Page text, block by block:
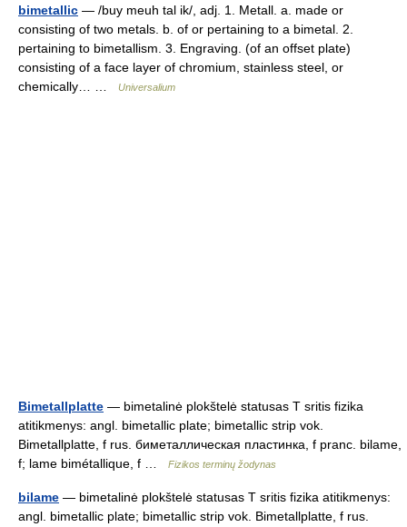
bimetallic — /buy meuh tal ik/, adj. 1. Metall. a. made or
consisting of two metals. b. of or pertaining to a bimetal. 2.
pertaining to bimetallism. 3. Engraving. (of an offset plate)
consisting of a face layer of chromium, stainless steel, or
chemically… …
Universalium
Bimetallplatte — bimetalinė plokštelė statusas T sritis fizika
atitikmenys: angl. bimetallic plate; bimetallic strip vok.
Bimetallplatte, f rus. биметаллическая пластинка, f pranc. bilame,
f; lame bimétallique, f …
Fizikos terminų žodynas
bilame — bimetalinė plokštelė statusas T sritis fizika atitikmenys:
angl. bimetallic plate; bimetallic strip vok. Bimetallplatte, f rus.